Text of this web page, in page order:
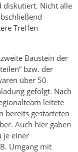
diskutiert. Nicht alle
Treffen
Baustein der
bzw. der
über 50
gefolgt. Nach
leitete
bereits gestarteten
Auch hier gaben
je einer
Umgang mit